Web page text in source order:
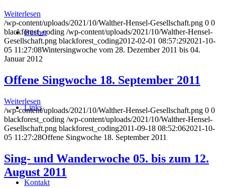
Bücher
Links
Kontakt
Weiterlesen
/wp-content/uploads/2021/10/Walther-Hensel-Gesellschaft.png 0 0
blackforest_coding /wp-content/uploads/2021/10/Walther-Hensel-
Gesellschaft.png blackforest_coding2012-02-01 08:57:292021-10-
05 11:27:08Wintersingwoche vom 28. Dezember 2011 bis 04.
Januar 2012
Offene Singwoche 18. September 2011
Weiterlesen
/wp-content/uploads/2021/10/Walther-Hensel-Gesellschaft.png 0 0
blackforest_coding /wp-content/uploads/2021/10/Walther-Hensel-
Gesellschaft.png blackforest_coding2011-09-18 08:52:062021-10-
05 11:27:28Offene Singwoche 18. September 2011
Sing- und Wanderwoche 05. bis zum 12.
August 2011